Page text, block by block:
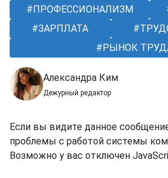
ПРОФЕССИОНАЛИЗМ
ЗАРПЛАТА
РЫНОК
Александра Ким
Дежурный редактор
Если вы видите данное
проблемы с работой системы
Возможно у вас отключен